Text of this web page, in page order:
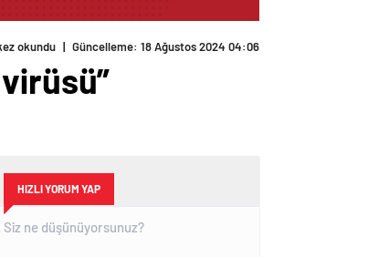
okundu | Güncelleme: 18 Ağustos 2024 04:06
HIZLI YORUM YAP